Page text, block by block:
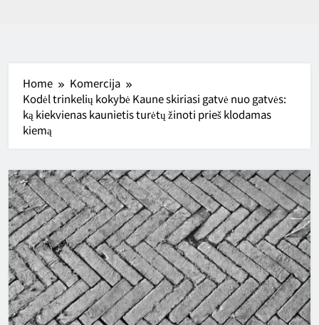
Home
Komercija
Kodėl trinkelių kokybė Kaune skiriasi gatvė nuo gatvės:
ką kiekvienas kaunietis turėtų žinoti prieš klodamas
kiemą